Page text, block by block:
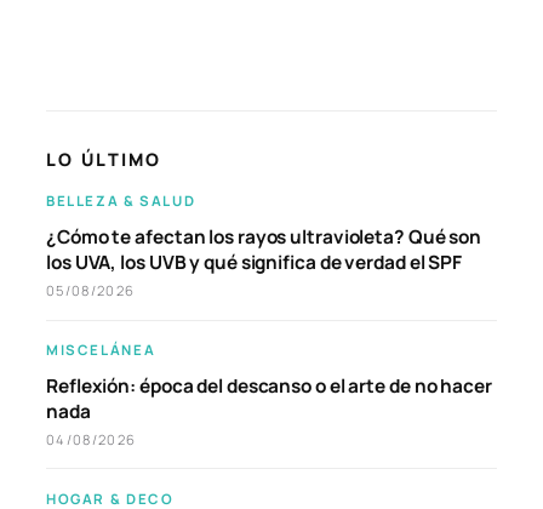
LO ÚLTIMO
BELLEZA & SALUD
¿Cómo te afectan los rayos ultravioleta? Qué son
los UVA, los UVB y qué significa de verdad el SPF
05/08/2026
MISCELÁNEA
Reflexión: época del descanso o el arte de no hacer
nada
04/08/2026
HOGAR & DECO